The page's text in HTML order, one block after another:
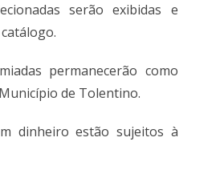
serão exibidas e
permanecerão como
de Tolentino.
dinheiro estão sujeitos à